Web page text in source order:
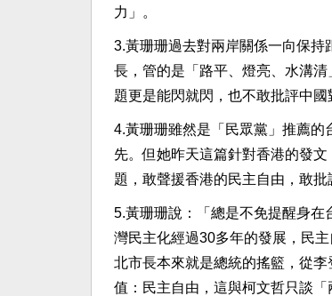
力」。​
3.黃珊珊過去對兩岸關係一向保
長，管的是「路平、燈亮、水溝
題更是能閃就閃，也不敢批評中國
4.黃珊珊雖然是「民眾黨」推薦
先。但她昨天這篇針對香港的發
題，敢聲援香港的民主自由，敢
5.黃珊珊說：「總是不免提醒身在
灣民主化經過30多年的發展，民
北市長本來就是總統的搖籃，從
值：民主自由，這與柯文哲只談